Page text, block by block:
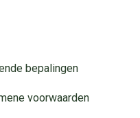
bepalingen
voorwaarden